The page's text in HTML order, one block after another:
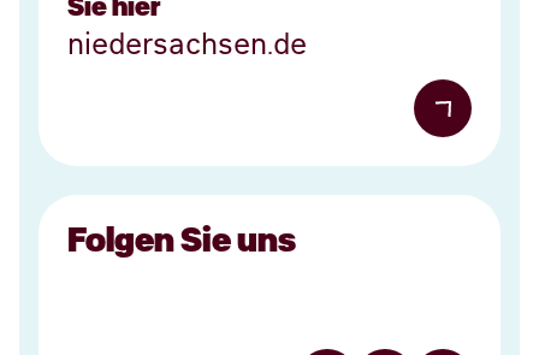
Sie hier
niedersachsen.de
Folgen Sie uns